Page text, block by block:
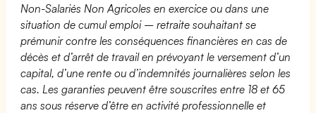
Non-Salariés Non Agricoles en exercice ou dans une
situation de cumul emploi – retraite souhaitant se
prémunir contre les conséquences financières en cas de
décès et d’arrêt de travail en prévoyant le versement d’un
capital, d’une rente ou d’indemnités journalières selon les
cas. Les garanties peuvent être souscrites entre 18 et 65
ans sous réserve d’être en activité professionnelle et